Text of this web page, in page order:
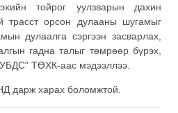
тойрог уулзварын дахин
трасст орсон дулааны шугамыг
дулаалга сэргээн засварлах,
гадна талыг төмрөөр бүрэх,
ТӨХК-аас мэдээллээ.
дарж харах боломжтой.